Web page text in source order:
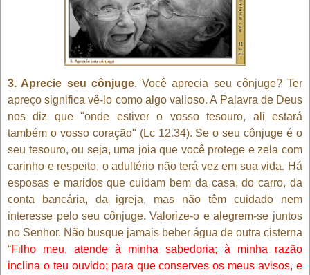
3. Aprecie seu cônjuge. Você aprecia seu cônjuge? Ter
apreço significa vê-lo como algo valioso. A Palavra de Deus
nos diz que "onde estiver o vosso tesouro, ali estará
também o vosso coração" (Lc 12.34). Se o seu cônjuge é o
seu tesouro, ou seja, uma joia que você protege e zela com
carinho e respeito, o adultério não terá vez em sua vida. Há
esposas e maridos que cuidam bem da casa, do carro, da
conta bancária, da igreja, mas não têm cuidado nem
interesse pelo seu cônjuge. Valorize-o e alegrem-se juntos
no Senhor. Não busque jamais beber água de outra cisterna
“Filho meu, atende à minha sabedoria; à minha razão
inclina o teu ouvido; para que conserves os meus avisos, e